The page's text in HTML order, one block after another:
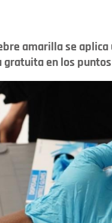
amarilla se
en los